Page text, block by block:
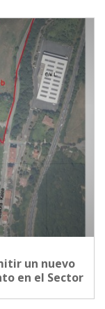
un nuevo
en el Sector